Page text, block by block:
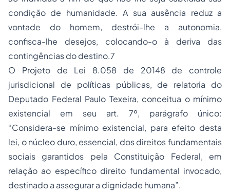
condição de humanidade. A sua ausência reduz a
vontade do homem, destrói-lhe a autonomia,
confisca-lhe desejos, colocando-o à deriva das
contingências do destino.7
O Projeto de Lei 8.058 de 20148 de controle
jurisdicional de políticas públicas, de relatoria do
Deputado Federal Paulo Texeira, conceitua o mínimo
existencial em seu art. 7º, parágrafo único:
“Considera-se mínimo existencial, para efeito desta
lei, o núcleo duro, essencial, dos direitos fundamentais
sociais garantidos pela Constituição Federal, em
relação ao específico direito fundamental invocado,
destinado a assegurar a dignidade humana”.